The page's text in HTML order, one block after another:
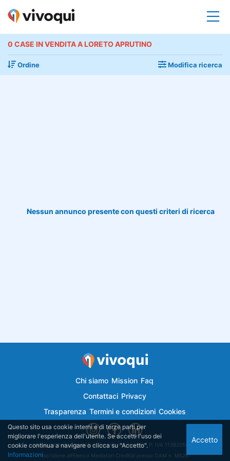
0 CASE IN VENDITA A LORETO APRUTINO
Ordine Modifica ricerca
Nessun annunco presente con questi criteri di ricerca
Chi siamo Mission Faq
Contattaci Privacy
Trasparenza Termini e condizioni Cookies
Vivoqui.it è di proprietà di Semplicemutuo Srl - P. IVA 11382050018
Iscrizione all'Elenco Mediatori Creditizi presso OAM n. M526
Questo sito usa cookie interni e di terze parti per
migliorare l'esperienza dell'utente. Se accetti l'uso dei
cookie continua a navigare o clicca su "Accetto".
Informazioni
Accetto